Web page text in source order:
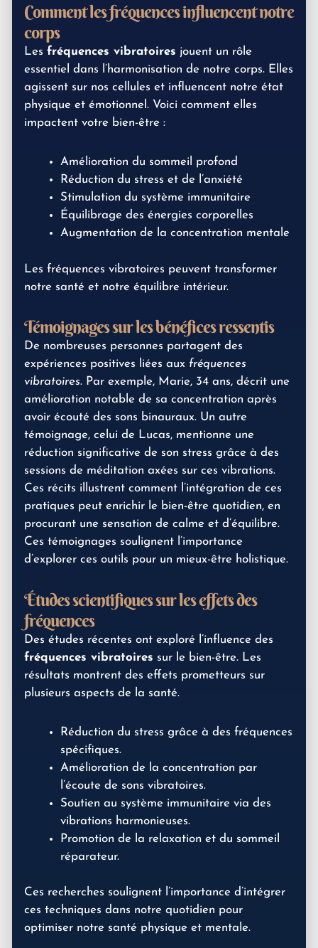
Comment les fréquences influencent notre
corps
Les fréquences vibratoires jouent un rôle
essentiel dans l’harmonisation de notre corps. Elles
agissent sur nos cellules et influencent notre état
physique et émotionnel. Voici comment elles
impactent votre bien-être :
Amélioration du sommeil profond
Réduction du stress et de l’anxiété
Stimulation du système immunitaire
Équilibrage des énergies corporelles
Augmentation de la concentration mentale
Les fréquences vibratoires peuvent transformer
notre santé et notre équilibre intérieur.
Témoignages sur les bénéfices ressentis
De nombreuses personnes partagent des
expériences positives liées aux fréquences
vibratoires. Par exemple, Marie, 34 ans, décrit une
amélioration notable de sa concentration après
avoir écouté des sons binauraux. Un autre
témoignage, celui de Lucas, mentionne une
réduction significative de son stress grâce à des
sessions de méditation axées sur ces vibrations.
Ces récits illustrent comment l’intégration de ces
pratiques peut enrichir le bien-être quotidien, en
procurant une sensation de calme et d’équilibre.
Ces témoignages soulignent l’importance
d’explorer ces outils pour un mieux-être holistique.
Études scientifiques sur les effets des
fréquences
Des études récentes ont exploré l’influence des
fréquences vibratoires sur le bien-être. Les
résultats montrent des effets prometteurs sur
plusieurs aspects de la santé.
Réduction du stress grâce à des fréquences
spécifiques.
Amélioration de la concentration par
l’écoute de sons vibratoires.
Soutien au système immunitaire via des
vibrations harmonieuses.
Promotion de la relaxation et du sommeil
réparateur.
Ces recherches soulignent l’importance d’intégrer
ces techniques dans notre quotidien pour
optimiser notre santé physique et mentale.